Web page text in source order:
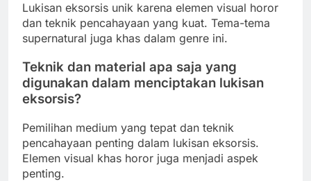
Lukisan eksorsis unik karena elemen visual horor
dan teknik pencahayaan yang kuat. Tema-tema
supernatural juga khas dalam genre ini.
Teknik dan material apa saja yang
digunakan dalam menciptakan lukisan
eksorsis?
Pemilihan medium yang tepat dan teknik
pencahayaan penting dalam lukisan eksorsis.
Elemen visual khas horor juga menjadi aspek
penting.